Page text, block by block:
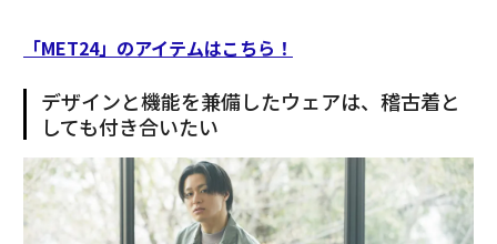
「MET24」のアイテムはこちら！
デザインと機能を兼備したウェアは、稽古着と
しても付き合いたい